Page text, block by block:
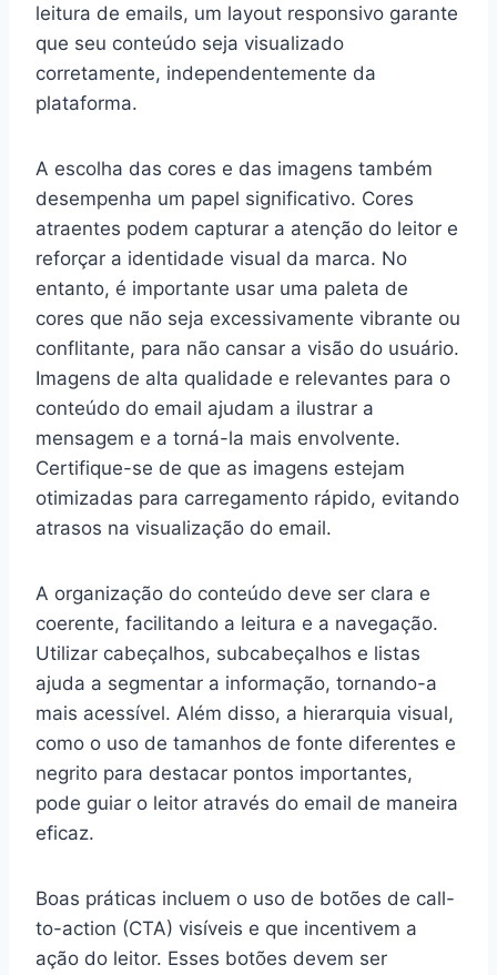
leitura de emails, um layout responsivo garante
que seu conteúdo seja visualizado
corretamente, independentemente da
plataforma.
A escolha das cores e das imagens também
desempenha um papel significativo. Cores
atraentes podem capturar a atenção do leitor e
reforçar a identidade visual da marca. No
entanto, é importante usar uma paleta de
cores que não seja excessivamente vibrante ou
conflitante, para não cansar a visão do usuário.
Imagens de alta qualidade e relevantes para o
conteúdo do email ajudam a ilustrar a
mensagem e a torná-la mais envolvente.
Certifique-se de que as imagens estejam
otimizadas para carregamento rápido, evitando
atrasos na visualização do email.
A organização do conteúdo deve ser clara e
coerente, facilitando a leitura e a navegação.
Utilizar cabeçalhos, subcabeçalhos e listas
ajuda a segmentar a informação, tornando-a
mais acessível. Além disso, a hierarquia visual,
como o uso de tamanhos de fonte diferentes e
negrito para destacar pontos importantes,
pode guiar o leitor através do email de maneira
eficaz.
Boas práticas incluem o uso de botões de call-
to-action (CTA) visíveis e que incentivem a
ação do leitor. Esses botões devem ser